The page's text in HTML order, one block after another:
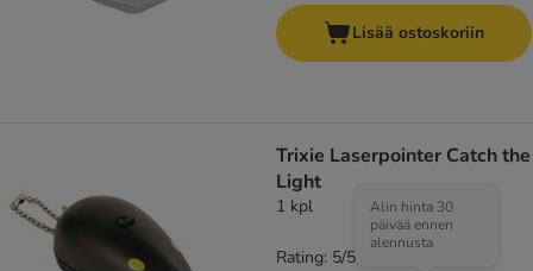
Lisää ostoskoriin
Trixie Laserpointer Catch the
Light
1 kpl
Alin hinta 30
päivää ennen
alennusta
Rating: 5/5